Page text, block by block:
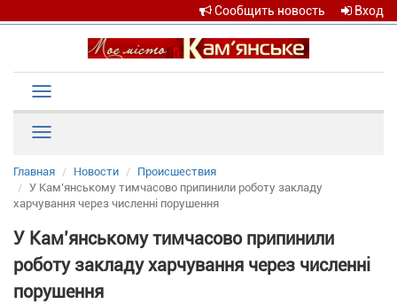
Сообщить новость Вход
navigation
Главная Новости
Происшествия
У Кам’янському тимчасово припинили роботу закладу
харчування через численні порушення
У Кам’янському тимчасово припинили
роботу закладу харчування через численні
порушення